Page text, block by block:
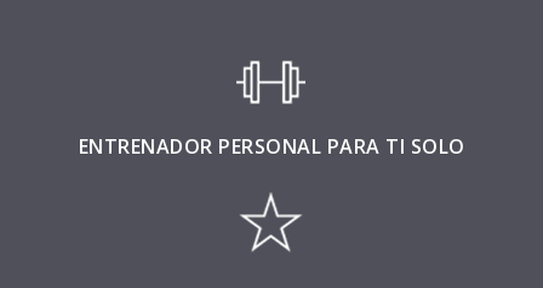
ENTRENADOR PERSONAL PARA TI SOLO